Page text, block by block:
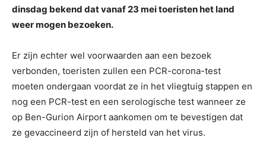
dinsdag bekend dat vanaf 23 mei toeristen het land
weer mogen bezoeken.
Er zijn echter wel voorwaarden aan een bezoek
verbonden, toeristen zullen een PCR-corona-test
moeten ondergaan voordat ze in het vliegtuig stappen en
nog een PCR-test en een serologische test wanneer ze
op Ben-Gurion Airport aankomen om te bevestigen dat
ze gevaccineerd zijn of hersteld van het virus.